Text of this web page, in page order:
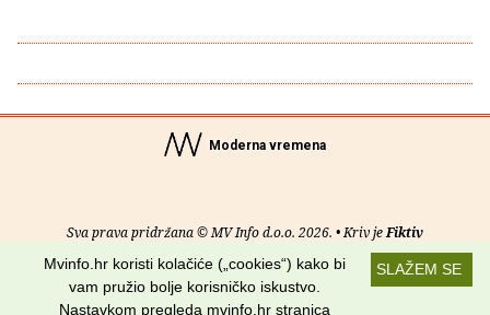
Moderna vremena
Sva prava pridržana © MV Info d.o.o. 2026. • Kriv jeFiktiv
Uvjeti korištenja RSS kanaliSLAŽEM SE
Mvinfo.hr koristi kolačiće („cookies“) kako bi
vam pružio bolje korisničko iskustvo.
Nastavkom pregleda mvinfo.hr stranica